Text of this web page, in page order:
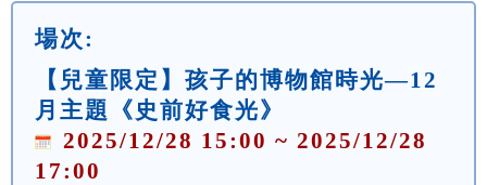
場次:
【兒童限定】孩子的博物館時光—12
月主題《史前好食光》
2025/12/28 15:00 ~ 2025/12/28
17:00